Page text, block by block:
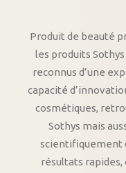
Produit de beauté
les produits
reconnus d’une
capacité
cosmétiques,
Sothys mais
scientifiquement
résultats